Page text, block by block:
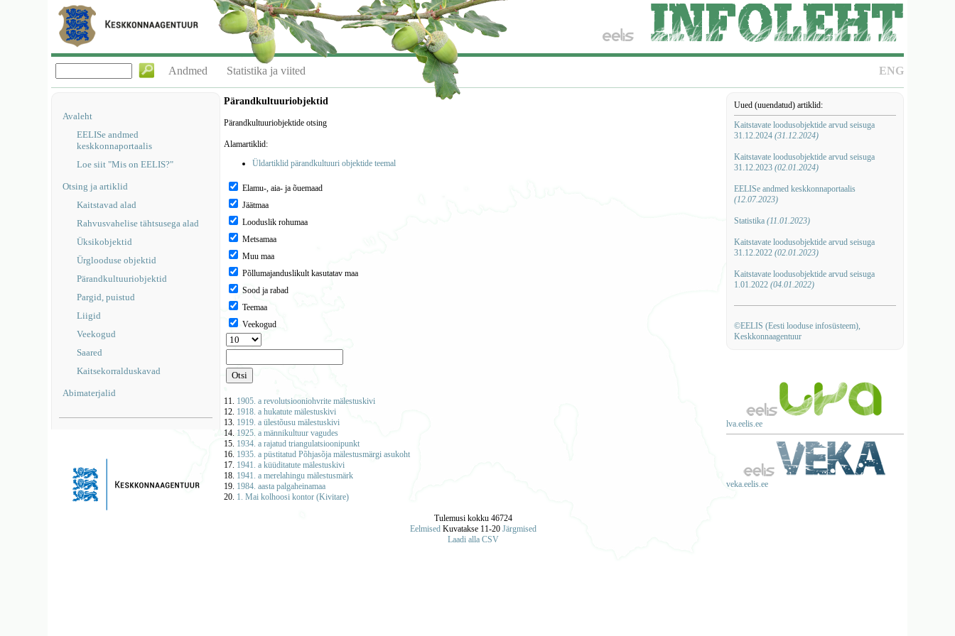
ENG
Andmed Statistika ja viited
Avaleht
EELISe andmed
keskkonnaportaalis
Loe siit "Mis on EELIS?"
Otsing ja artiklid
Kaitstavad alad
Rahvusvahelise tähtsusega alad
Üksikobjektid
Ürglooduse objektid
Pärandkultuuriobjektid
Pargid, puistud
Liigid
Veekogud
Saared
Kaitsekorralduskavad
Abimaterjalid
Uued (uuendatud) artiklid:
Kaitstavate loodusobjektide arvud seisuga
31.12.2024 (31.12.2024)
Kaitstavate loodusobjektide arvud seisuga
31.12.2023 (02.01.2024)
EELISe andmed keskkonnaportaalis
(12.07.2023)
Statistika (11.01.2023)
Kaitstavate loodusobjektide arvud seisuga
31.12.2022 (02.01.2023)
Kaitstavate loodusobjektide arvud seisuga
1.01.2022 (04.01.2022)
©EELIS (Eesti looduse infosüsteem),
Keskkonnaagentuur
lva.eelis.ee
veka.eelis.ee
Pärandkultuuriobjektid
Pärandkultuuriobjektide otsing
Alamartiklid:
Üldartiklid pärandkultuuri objektide teemal
Elamu-, aia- ja õuemaad
Jäätmaa
Looduslik rohumaa
Metsamaa
Muu maa
Põllumajanduslikult kasutatav maa
Sood ja rabad
Teemaa
Veekogud
11. 1905. a revolutsiooniohvrite mälestuskivi
12. 1918. a hukatute mälestuskivi
13. 1919. a ülestõusu mälestuskivi
14. 1925. a männikultuur vagudes
15. 1934. a rajatud triangulatsioonipunkt
16. 1935. a püstitatud Põhjasõja mälestusmärgi asukoht
17. 1941. a küüditatute mälestuskivi
18. 1941. a merelahingu mälestusmärk
19. 1984. aasta palgaheinamaa
20. 1. Mai kolhoosi kontor (Kivitare)
Tulemusi kokku 46724
Eelmised Kuvatakse 11-20 Järgmised
Laadi alla CSV